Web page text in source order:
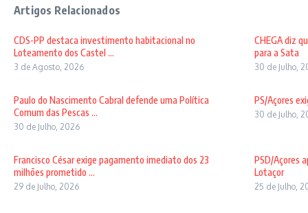
Artigos Relacionados
CDS-PP destaca investimento habitacional no
Loteamento dos Castel ...
3 de Agosto, 2026
CHEGA diz
para a Sata
30 de Julho,
Paulo do Nascimento Cabral defende uma Política
Comum das Pescas ...
30 de Julho, 2026
PS/Açores
30 de Julho,
Francisco César exige pagamento imediato dos 23
milhões prometido ...
29 de Julho, 2026
PSD/Açores
Lotaçor
25 de Julho,